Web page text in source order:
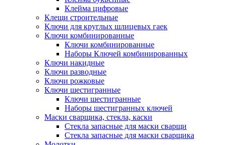
Клейма цифровые
Клещи строительные
Ключи для круглых шлицевых гаек
Ключи комбинированные
Ключи комбинированные
Наборы Ключей комбинированных
Ключи накидные
Ключи разводные
Ключи рожковые
Ключи шестигранные
Ключи шестигранные
Наборы шестигранных ключей
Маски сварщика, стекла, каски
Стекла запасные для маски сварщи
Стекла запасные для маски сварщика